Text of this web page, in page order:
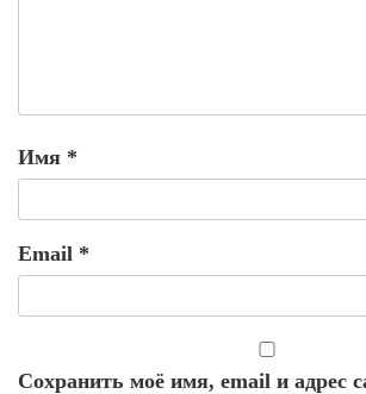
Имя *
Email *
Сохранить моё имя, email и адрес